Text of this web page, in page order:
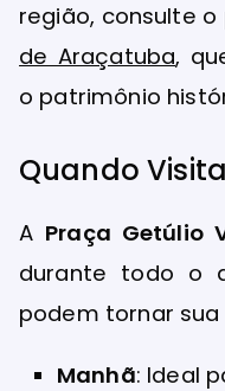
região, consulte o
de Araçatuba,
o patrimônio
Quando
A Praça Getúlio
durante todo o
podem tornar
Manhã: Ideal